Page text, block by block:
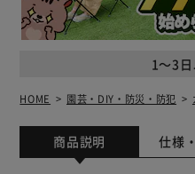
1～3
HOME 園芸・DIY・防災・防犯
商品説明 仕様